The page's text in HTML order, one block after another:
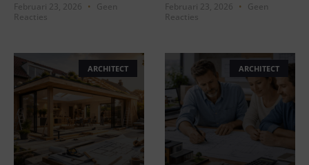
Februari 23, 2026
Geen
Reacties
Februari 23, 2026
Geen
Reacties
ARCHITECT ARCHITECT